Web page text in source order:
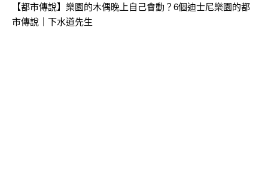
【都市傳說】樂園的木偶晚上自己會動？6個迪士尼樂園的都
市傳說｜下水道先生